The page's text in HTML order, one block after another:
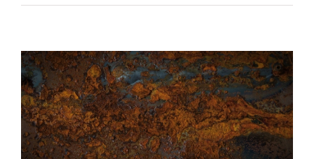
ÉLARGISSEMENT DE LA PORTÉE DE
L’ACCRÉDITATION ENAC